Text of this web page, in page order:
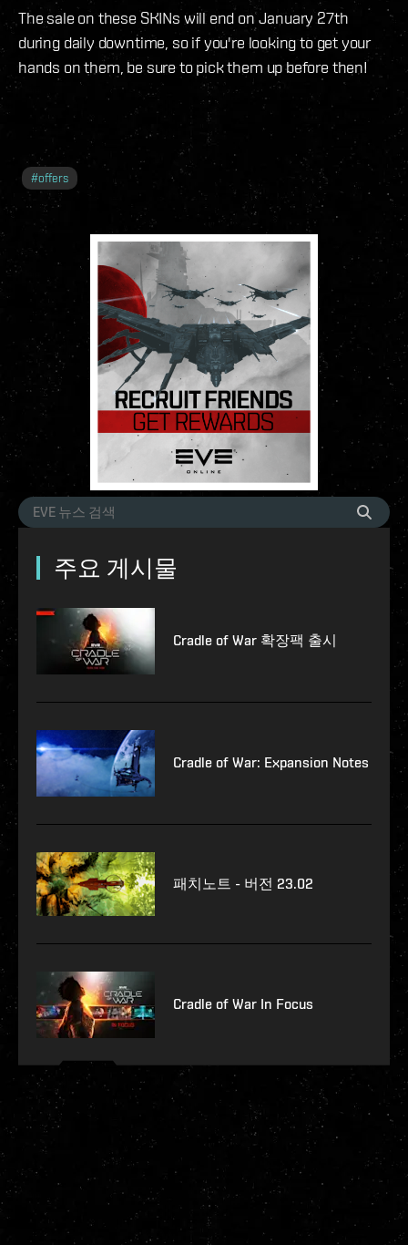
The sale on these SKINs will end on January 27th
during daily downtime, so if you're looking to get your
hands on them, be sure to pick them up before then!
#offers
주요 게시물
Cradle of War 확장팩 출시
Cradle of War: Expansion Notes
패치노트 - 버전 23.02
Cradle of War In Focus